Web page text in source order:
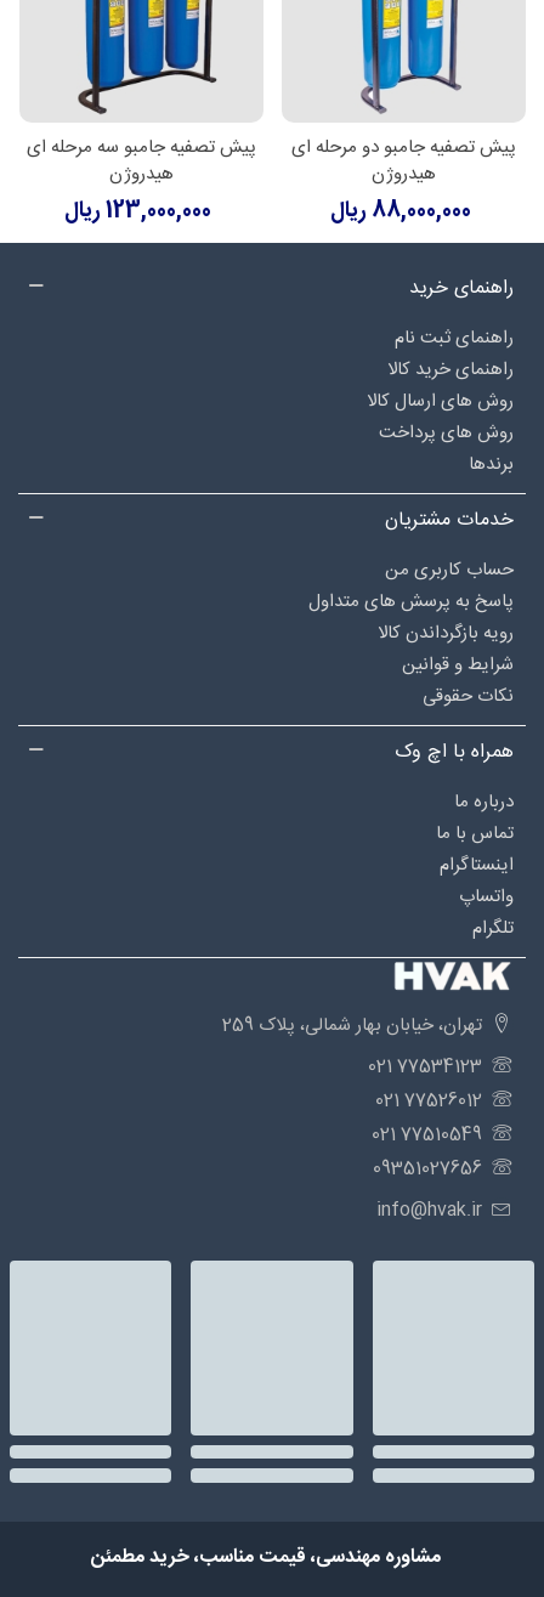
پیش تصفیه جامبو دو مرحله ای
هیدروژن
88,000,000 ریال
پیش تصفیه جامبو سه مرحله ای
هیدروژن
123,000,000 ریال
راهنمای خرید
راهنمای ثبت نام
راهنمای خرید کالا
روش های ارسال کالا
روش های پرداخت
برندها
خدمات مشتریان
حساب کاربری من
پاسخ به پرسش های متداول
رویه بازگرداندن کالا
شرایط و قوانین
نکات حقوقی
همراه با اچ وک
درباره‌ ما
تماس با ما
اینستاگرام
واتساپ
تلگرام
تهران، خیابان بهار شمالی، پلاک 259
77534123 021
77526012 021
77510549 021
09351027656
info@hvak.ir
مشاوره مهندسی، قیمت مناسب، خرید مطمئن